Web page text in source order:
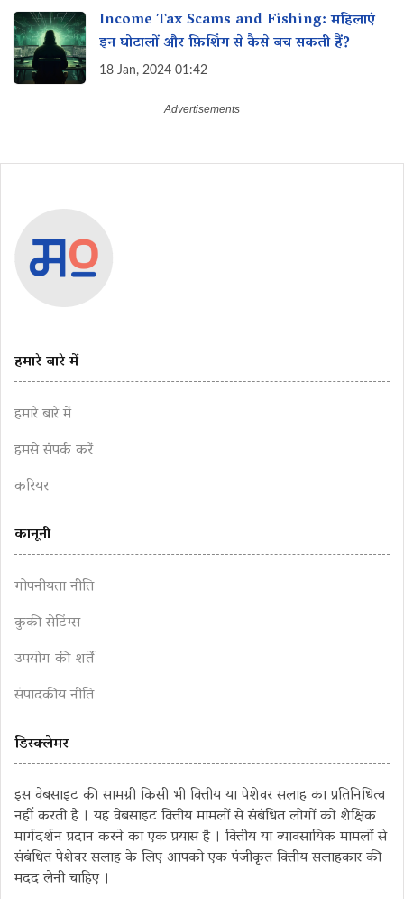
Income Tax Scams and Fishing: महिलाएं
इन घोटालों और फ़िशिंग से कैसे बच सकती हैं?
18 Jan, 2024 01:42
हमारे बारे में
हमारे बारे में
हमसे संपर्क करें
करियर
कानूनी
गोपनीयता नीति
कुकी सेटिंग्स
उपयोग की शर्तें
संपादकीय नीति
डिस्क्लेमर
इस वेबसाइट की सामग्री किसी भी वित्तीय या पेशेवर सलाह का प्रतिनिधित्व
नहीं करती है । यह वेबसाइट वित्तीय मामलों से संबंधित लोगों को शैक्षिक
मार्गदर्शन प्रदान करने का एक प्रयास है । वित्तीय या व्यावसायिक मामलों से
संबंधित पेशेवर सलाह के लिए आपको एक पंजीकृत वित्तीय सलाहकार की
मदद लेनी चाहिए ।